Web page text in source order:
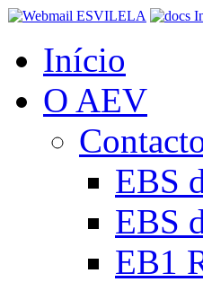
Início
O AEV
EBS
EBS
EB1